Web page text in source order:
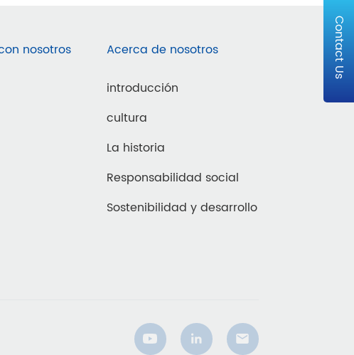
Contact Us
nosotros Acerca de nosotros
introducción
cultura
La historia
Responsabilidad social
Sostenibilidad y desarrollo